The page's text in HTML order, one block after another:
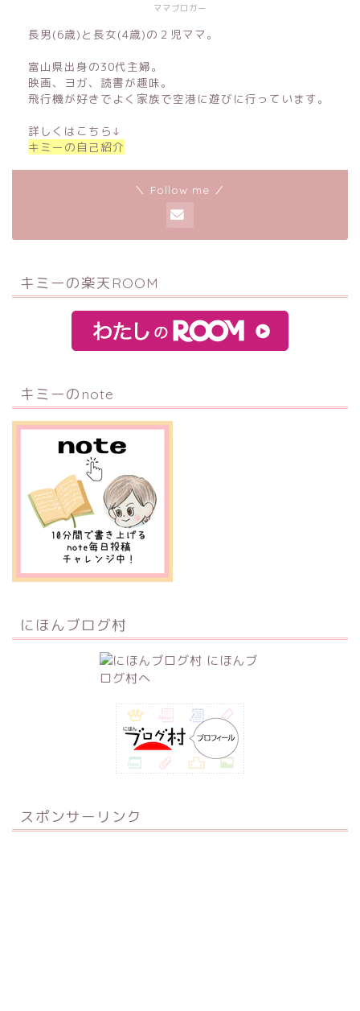
ママブロガー
長男(6歳)と長女(4歳)の２児ママ。
富山県出身の30代主婦。
映画、ヨガ、読書が趣味。
飛行機が好きでよく家族で空港に遊びに行っています。
詳しくはこちら↓
キミーの自己紹介
＼ Follow me ／
キミーの楽天ROOM
キミーのnote
にほんブログ村
スポンサーリンク